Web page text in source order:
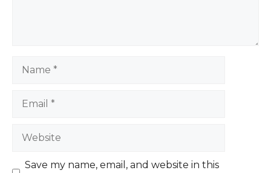
Website
Save my name, email, and website in this